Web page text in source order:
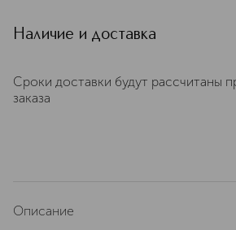
Наличие и доставка
Сроки доставки будут рассчитаны
заказа
Описание